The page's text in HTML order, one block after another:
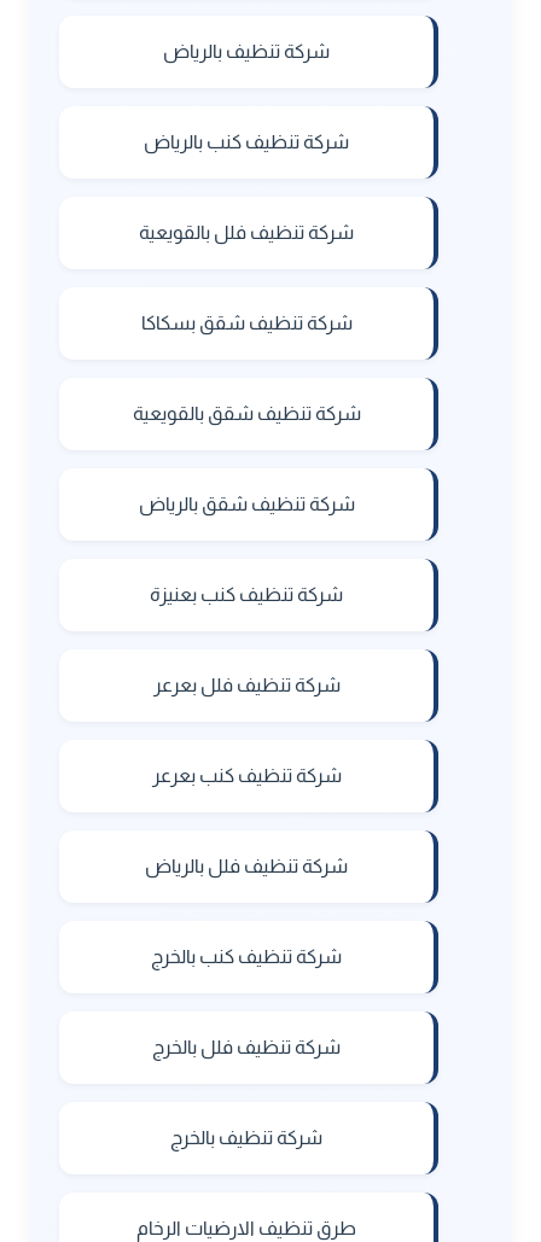
شركة تنظيف بالرياض
شركة تنظيف كنب بالرياض
شركة تنظيف فلل بالقويعية
شركة تنظيف شقق بسكاكا
شركة تنظيف شقق بالقويعية
شركة تنظيف شقق بالرياض
شركة تنظيف كنب بعنيزة
شركة تنظيف فلل بعرعر
شركة تنظيف كنب بعرعر
شركة تنظيف فلل بالرياض
شركة تنظيف كنب بالخرج
شركة تنظيف فلل بالخرج
شركة تنظيف بالخرج
طرق تنظيف الارضيات الرخام